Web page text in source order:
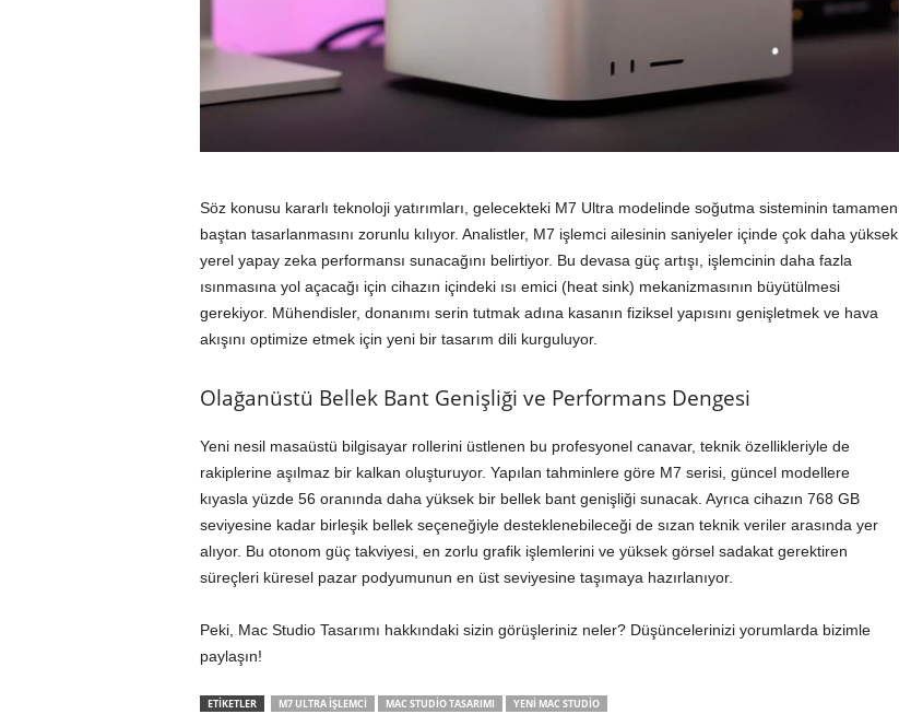
Söz konusu kararlı teknoloji yatırımları, gelecekteki M7 Ultra modelinde soğutma sisteminin tamamen
baştan tasarlanmasını zorunlu kılıyor. Analistler, M7 işlemci ailesinin saniyeler içinde çok daha yüksek
yerel yapay zeka performansı sunacağını belirtiyor. Bu devasa güç artışı, işlemcinin daha fazla
ısınmasına yol açacağı için cihazın içindeki ısı emici (heat sink) mekanizmasının büyütülmesi
gerekiyor. Mühendisler, donanımı serin tutmak adına kasanın fiziksel yapısını genişletmek ve hava
akışını optimize etmek için yeni bir tasarım dili kurguluyor.
Olağanüstü Bellek Bant Genişliği ve Performans Dengesi
Yeni nesil masaüstü bilgisayar rollerini üstlenen bu profesyonel canavar, teknik özellikleriyle de
rakiplerine aşılmaz bir kalkan oluşturuyor. Yapılan tahminlere göre M7 serisi, güncel modellere
kıyasla yüzde 56 oranında daha yüksek bir bellek bant genişliği sunacak. Ayrıca cihazın 768 GB
seviyesine kadar birleşik bellek seçeneğiyle desteklenebileceği de sızan teknik veriler arasında yer
alıyor. Bu otonom güç takviyesi, en zorlu grafik işlemlerini ve yüksek görsel sadakat gerektiren
süreçleri küresel pazar podyumunun en üst seviyesine taşımaya hazırlanıyor.
Peki, Mac Studio Tasarımı hakkındaki sizin görüşleriniz neler? Düşüncelerinizi yorumlarda bizimle
paylaşın!
ETİKETLER M7 ULTRA İŞLEMCI MAC STUDIO TASARIMI YENI MAC STUDIO